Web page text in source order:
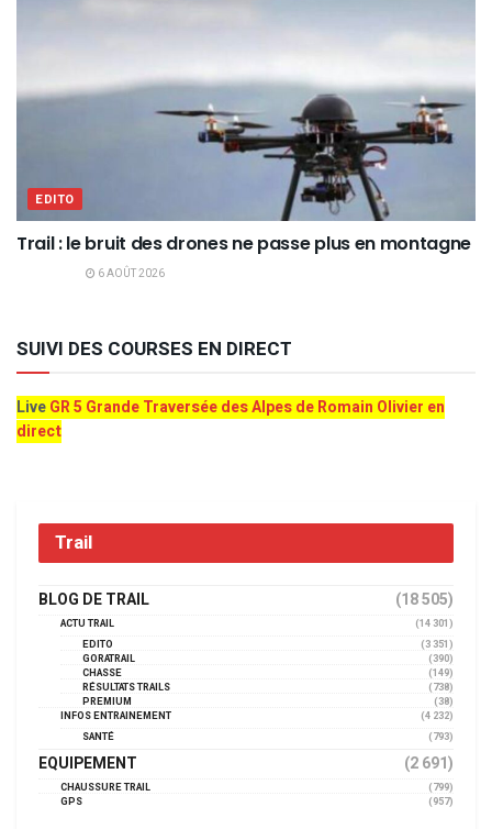
EDITO
Trail : le bruit des drones ne passe plus en montagne
6 AOÛT 2026
SUIVI DES COURSES EN DIRECT
LiveGR 5 Grande Traversée des Alpes de Romain Olivier en
direct
Trail
BLOG DE TRAIL (18 505)
ACTU TRAIL
(14 301)
EDITO
(3 351)
GORATRAIL
(390)
CHASSE
(149)
RÉSULTATS TRAILS
(738)
PREMIUM
(38)
INFOS ENTRAINEMENT
(4 232)
SANTÉ
(793)
EQUIPEMENT (2 691)
CHAUSSURE TRAIL
(799)
GPS
(957)